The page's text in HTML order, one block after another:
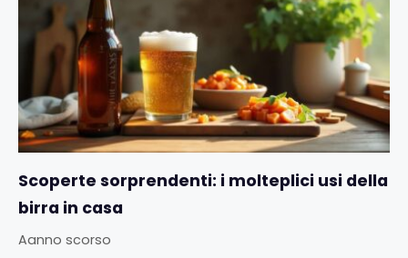
Scoperte sorprendenti: i molteplici usi della
birra in casa
Aanno scorso